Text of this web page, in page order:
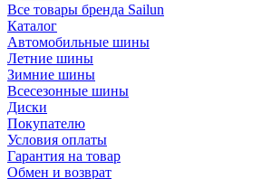
Все товары бренда Sailun
Каталог
Автомобильные шины
Летние шины
Зимние шины
Всесезонные шины
Диски
Покупателю
Условия оплаты
Гарантия на товар
Обмен и возврат